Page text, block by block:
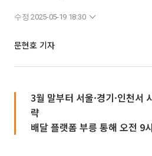
수정 2025-05-19 18:30
문현호 기자
3월 말부터 서울·경기·인천서
략
배달 플랫폼 부릉 통해 오전 9